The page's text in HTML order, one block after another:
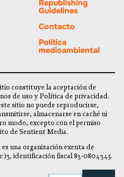
Republishing
Guidelines
Contacto
Política
medioambiental
constituye la aceptación de
de uso y Política de privacidad.
sitio no puede reproducirse,
almacenarse en caché ni
modo, excepto con el permiso
de Sentient Media.
una organización exenta de
identificación fiscal 83-0804345.